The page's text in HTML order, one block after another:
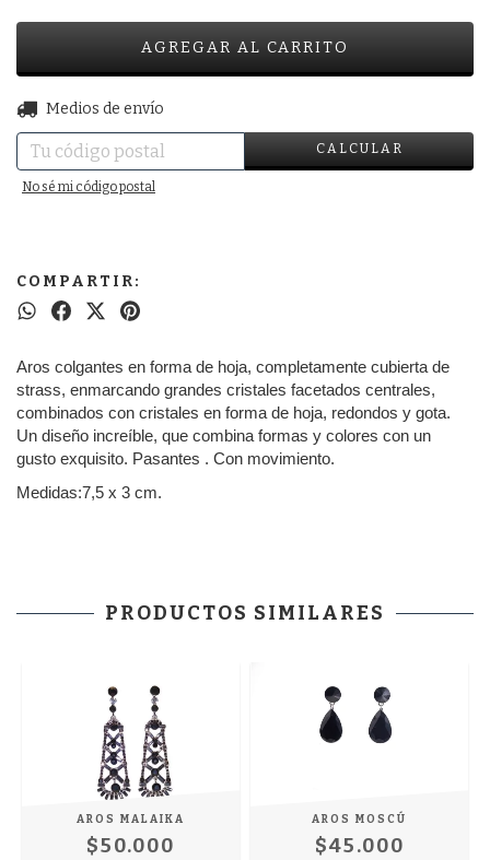
Entregas para el CP:
Medios de envío
CALCULAR
No sé mi código postal
COMPARTIR:
Aros colgantes en forma de hoja, completamente cubierta de
strass, enmarcando grandes cristales facetados centrales,
combinados con cristales en forma de hoja, redondos y gota.
Un diseño increíble, que combina formas y colores con un
gusto exquisito. Pasantes . Con movimiento.
Medidas:7,5 x 3 cm.
PRODUCTOS SIMILARES
AROS MALAIKA
$50.000
AROS MOSCÚ
$45.000